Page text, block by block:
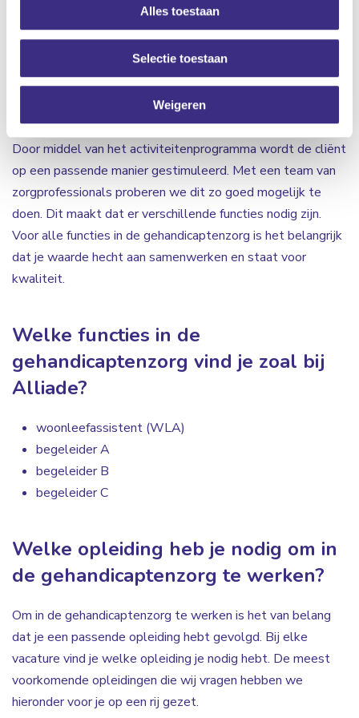
Alles toestaan
Selectie toestaan
Weigeren
cliënten kunnen ondersteunen en begeleiden zodat
moeilijke situaties omgebogen worden naar kansen. Ook
ondersteun je bij Algemene Dagelijkse Levensverrichtingen
(ADL). De cliënten worden hierbij gemotiveerd om veel
zelf te proberen. Verder is het ondersteunen bij de
vrijetijdsinvulling één van de taken in de gehandicaptenzorg.
Door middel van het activiteitenprogramma wordt de cliënt
op een passende manier gestimuleerd. Met een team van
zorgprofessionals proberen we dit zo goed mogelijk te
doen. Dit maakt dat er verschillende functies nodig zijn.
Voor alle functies in de gehandicaptenzorg is het belangrijk
dat je waarde hecht aan samenwerken en staat voor
kwaliteit.
Welke functies in de
gehandicaptenzorg vind je zoal bij
Alliade?
woonleefassistent (WLA)
begeleider A
begeleider B
begeleider C
Welke opleiding heb je nodig om in
de gehandicaptenzorg te werken?
Om in de gehandicaptenzorg te werken is het van belang
dat je een passende opleiding hebt gevolgd. Bij elke
vacature vind je welke opleiding je nodig hebt. De meest
voorkomende opleidingen die wij vragen hebben we
hieronder voor je op een rij gezet.